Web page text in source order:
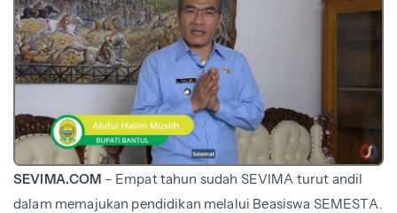
SEVIMA.COM – Empat tahun sudah SEVIMA turut andil
dalam memajukan pendidikan melalui Beasiswa SEMESTA.